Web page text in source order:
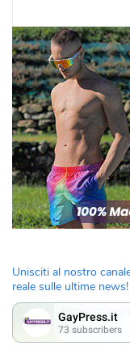
Unisciti al nostro
reale sulle ultime news!